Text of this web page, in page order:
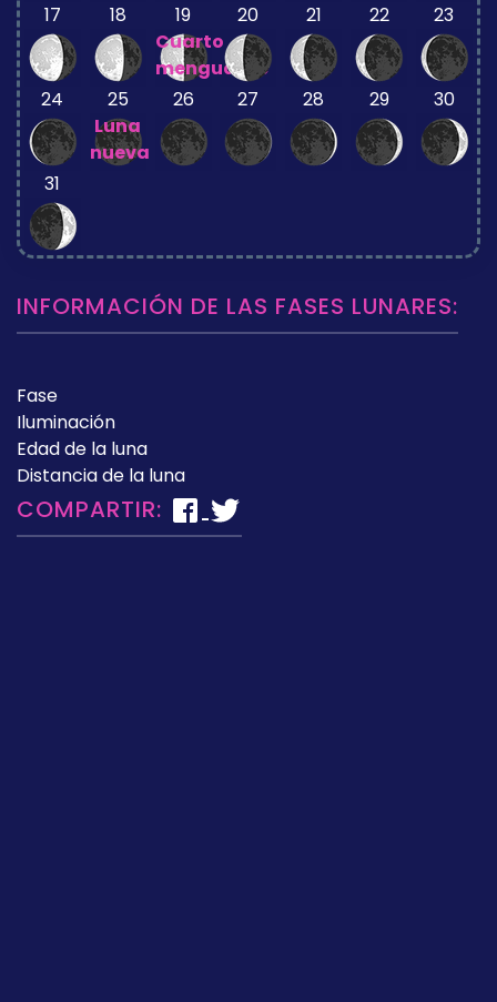
17 18
19
Cuarto
menguante
20 21 22 23
24
25
Luna
nueva
26 27 28 29 30
31
INFORMACIÓN DE LAS FASES LUNARES:
Fase
Iluminación
Edad de la luna
Distancia de la luna
COMPARTIR: